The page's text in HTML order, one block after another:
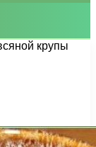
крупы